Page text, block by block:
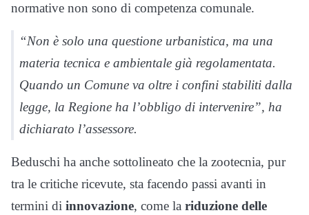
normative non sono di competenza comunale.
“Non è solo una questione urbanistica, ma una
materia tecnica e ambientale già regolamentata.
Quando un Comune va oltre i confini stabiliti dalla
legge, la Regione ha l’obbligo di intervenire”, ha
dichiarato l’assessore.
Beduschi ha anche sottolineato che la zootecnia, pur
tra le critiche ricevute, sta facendo passi avanti in
termini di innovazione, come la riduzione delle